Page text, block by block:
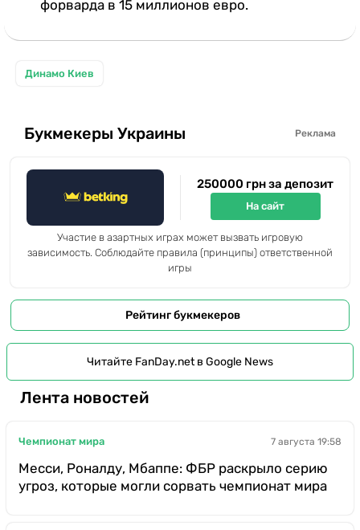
форварда в 15 миллионов евро.
Динамо Киев
Букмекеры Украины Реклама
250000 грн за депозит
На сайт
Участие в азартных играх может вызвать игровую
зависимость. Соблюдайте правила (принципы) ответственной
игры
Рейтинг букмекеров
Читайте FanDay.net в Google News
Лента новостей
Чемпионат мира 7 августа 19:58
Месси, Роналду, Мбаппе: ФБР раскрыло серию
угроз, которые могли сорвать чемпионат мира